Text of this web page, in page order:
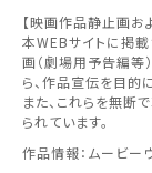
チケットの予約
下記リンクより
予約を確認
近畿
中国・四国
九州
【映画作品静止画お
本WEBサイトに掲
画（劇場用予告編等
ら、作品宣伝を目的
また、これらを無断
られています。
作品情報：ムービー